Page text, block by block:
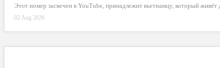
Этот номер засвечен в YouTube, принадлежит вьетнамцу, который живёт
02 Aug 2026